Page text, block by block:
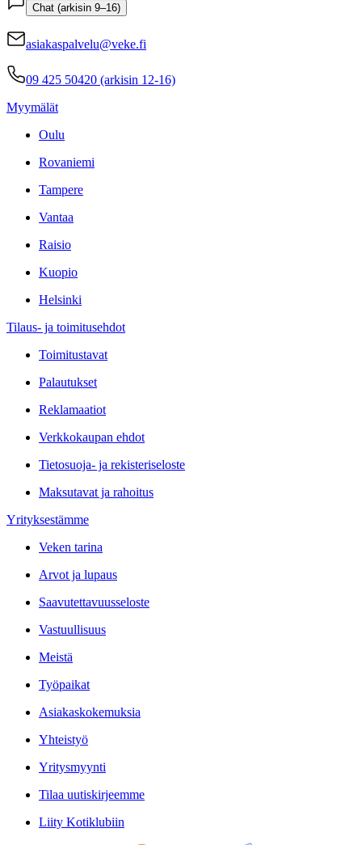
Chat (arkisin 9–16)
asiakaspalvelu@veke.fi
09 425 50420 (arkisin 12-16)
Myymälät
Oulu
Rovaniemi
Tampere
Vantaa
Raisio
Kuopio
Helsinki
Tilaus- ja toimitusehdot
Toimitustavat
Palautukset
Reklamaatiot
Verkkokaupan ehdot
Tietosuoja- ja rekisteriseloste
Maksutavat ja rahoitus
Yrityksestämme
Veken tarina
Arvot ja lupaus
Saavutettavuusseloste
Vastuullisuus
Meistä
Työpaikat
Asiakaskokemuksia
Yhteistyö
Yritysmyynti
Tilaa uutiskirjeemme
Liity Kotiklubiin